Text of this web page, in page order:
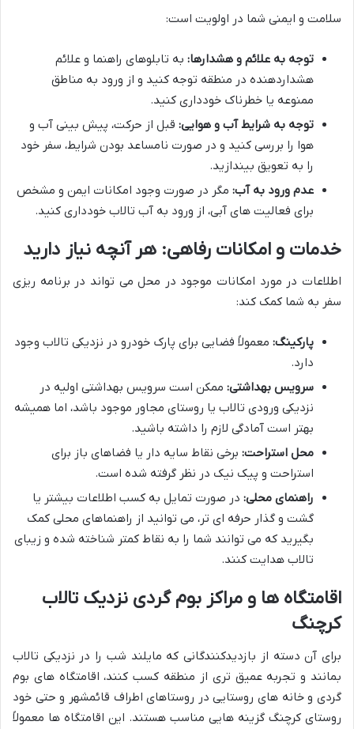
سلامت و ایمنی شما در اولویت است:
توجه به علائم و هشدارها: به تابلوهای راهنما و علائم
هشداردهنده در منطقه توجه کنید و از ورود به مناطق
ممنوعه یا خطرناک خودداری کنید.
توجه به شرایط آب و هوایی: قبل از حرکت، پیش بینی آب و
هوا را بررسی کنید و در صورت نامساعد بودن شرایط، سفر خود
را به تعویق بیندازید.
عدم ورود به آب: مگر در صورت وجود امکانات ایمن و مشخص
برای فعالیت های آبی، از ورود به آب تالاب خودداری کنید.
خدمات و امکانات رفاهی: هر آنچه نیاز دارید
اطلاعات در مورد امکانات موجود در محل می تواند در برنامه ریزی
سفر به شما کمک کند:
پارکینگ: معمولاً فضایی برای پارک خودرو در نزدیکی تالاب وجود
دارد.
سرویس بهداشتی: ممکن است سرویس بهداشتی اولیه در
نزدیکی ورودی تالاب یا روستای مجاور موجود باشد، اما همیشه
بهتر است آمادگی لازم را داشته باشید.
محل استراحت: برخی نقاط سایه دار یا فضاهای باز برای
استراحت و پیک نیک در نظر گرفته شده است.
راهنمای محلی: در صورت تمایل به کسب اطلاعات بیشتر یا
گشت و گذار حرفه ای تر، می توانید از راهنماهای محلی کمک
بگیرید که می توانند شما را به نقاط کمتر شناخته شده و زیبای
تالاب هدایت کنند.
اقامتگاه ها و مراکز بوم گردی نزدیک تالاب
کرچنگ
برای آن دسته از بازدیدکنندگانی که مایلند شب را در نزدیکی تالاب
بمانند و تجربه عمیق تری از منطقه کسب کنند، اقامتگاه های بوم
گردی و خانه های روستایی در روستاهای اطراف قائمشهر و حتی خود
روستای کرچنگ گزینه هایی مناسب هستند. این اقامتگاه ها معمولاً